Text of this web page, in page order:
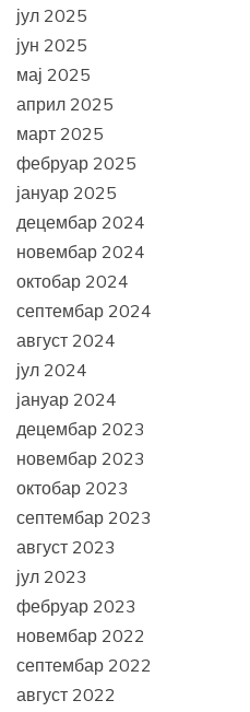
јул 2025
јун 2025
мај 2025
април 2025
март 2025
фебруар 2025
јануар 2025
децембар 2024
новембар 2024
октобар 2024
септембар 2024
август 2024
јул 2024
јануар 2024
децембар 2023
новембар 2023
октобар 2023
септембар 2023
август 2023
јул 2023
фебруар 2023
новембар 2022
септембар 2022
август 2022